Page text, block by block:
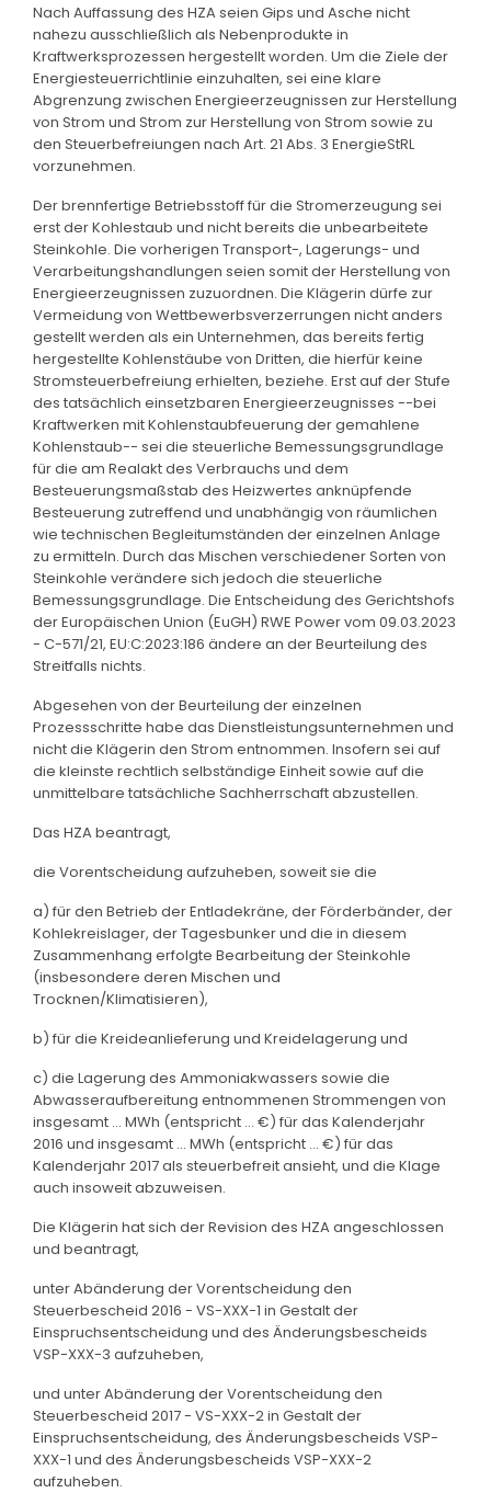
Nach Auffassung des HZA seien Gips und Asche nicht
nahezu ausschließlich als Nebenprodukte in
Kraftwerksprozessen hergestellt worden. Um die Ziele der
Energiesteuerrichtlinie einzuhalten, sei eine klare
Abgrenzung zwischen Energieerzeugnissen zur Herstellung
von Strom und Strom zur Herstellung von Strom sowie zu
den Steuerbefreiungen nach Art. 21 Abs. 3 EnergieStRL
vorzunehmen.
Der brennfertige Betriebsstoff für die Stromerzeugung sei
erst der Kohlestaub und nicht bereits die unbearbeitete
Steinkohle. Die vorherigen Transport-, Lagerungs- und
Verarbeitungshandlungen seien somit der Herstellung von
Energieerzeugnissen zuzuordnen. Die Klägerin dürfe zur
Vermeidung von Wettbewerbsverzerrungen nicht anders
gestellt werden als ein Unternehmen, das bereits fertig
hergestellte Kohlenstäube von Dritten, die hierfür keine
Stromsteuerbefreiung erhielten, beziehe. Erst auf der Stufe
des tatsächlich einsetzbaren Energieerzeugnisses --bei
Kraftwerken mit Kohlenstaubfeuerung der gemahlene
Kohlenstaub-- sei die steuerliche Bemessungsgrundlage
für die am Realakt des Verbrauchs und dem
Besteuerungsmaßstab des Heizwertes anknüpfende
Besteuerung zutreffend und unabhängig von räumlichen
wie technischen Begleitumständen der einzelnen Anlage
zu ermitteln. Durch das Mischen verschiedener Sorten von
Steinkohle verändere sich jedoch die steuerliche
Bemessungsgrundlage. Die Entscheidung des Gerichtshofs
der Europäischen Union (EuGH) RWE Power vom 09.03.2023
- C-571/21, EU:C:2023:186 ändere an der Beurteilung des
Streitfalls nichts.
Abgesehen von der Beurteilung der einzelnen
Prozessschritte habe das Dienstleistungsunternehmen und
nicht die Klägerin den Strom entnommen. Insofern sei auf
die kleinste rechtlich selbständige Einheit sowie auf die
unmittelbare tatsächliche Sachherrschaft abzustellen.
Das HZA beantragt,
die Vorentscheidung aufzuheben, soweit sie die
a) für den Betrieb der Entladekräne, der Förderbänder, der
Kohlekreislager, der Tagesbunker und die in diesem
Zusammenhang erfolgte Bearbeitung der Steinkohle
(insbesondere deren Mischen und
Trocknen/Klimatisieren),
b) für die Kreideanlieferung und Kreidelagerung und
c) die Lagerung des Ammoniakwassers sowie die
Abwasseraufbereitung entnommenen Strommengen von
insgesamt ... MWh (entspricht ... €) für das Kalenderjahr
2016 und insgesamt ... MWh (entspricht ... €) für das
Kalenderjahr 2017 als steuerbefreit ansieht, und die Klage
auch insoweit abzuweisen.
Die Klägerin hat sich der Revision des HZA angeschlossen
und beantragt,
unter Abänderung der Vorentscheidung den
Steuerbescheid 2016 - VS-XXX-1 in Gestalt der
Einspruchsentscheidung und des Änderungsbescheids
VSP-XXX-3 aufzuheben,
und unter Abänderung der Vorentscheidung den
Steuerbescheid 2017 - VS-XXX-2 in Gestalt der
Einspruchsentscheidung, des Änderungsbescheids VSP-
XXX-1 und des Änderungsbescheids VSP-XXX-2
aufzuheben.